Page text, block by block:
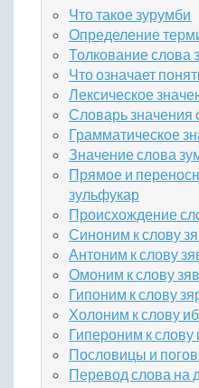
Что такое зурумби
Определение
Толкование слова
Что означает
Лексическое
Словарь значения
Грамматическое
Значение слова
Прямое и
зульфукар
Происхождение
Синоним к слову
Антоним к слову
Омоним к слову
Гипоним к слову
Холоним к слову
Гипероним к слову
Пословицы и
Перевод слова на